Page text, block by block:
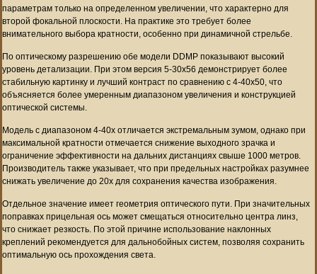
параметрам только на определенном увеличении, что характерно для
второй фокальной плоскости. На практике это требует более
внимательного выбора кратности, особенно при динамичной стрельбе.
По оптическому разрешению обе модели DDMP показывают высокий
уровень детализации. При этом версия 5-30x56 демонстрирует более
стабильную картинку и лучший контраст по сравнению с 4-40x50, что
объясняется более умеренным диапазоном увеличения и конструкцией
оптической системы.
Модель с диапазоном 4-40x отличается экстремальным зумом, однако при
максимальной кратности отмечается снижение выходного зрачка и
ограничение эффективности на дальних дистанциях свыше 1000 метров.
Производитель также указывает, что при предельных настройках разумнее
снижать увеличение до 20x для сохранения качества изображения.
Отдельное значение имеет геометрия оптического пути. При значительных
поправках прицельная ось может смещаться относительно центра линз,
что снижает резкость. По этой причине использование наклонных
креплений рекомендуется для дальнобойных систем, позволяя сохранить
оптимальную ось прохождения света.